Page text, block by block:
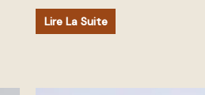
Lire La Suite